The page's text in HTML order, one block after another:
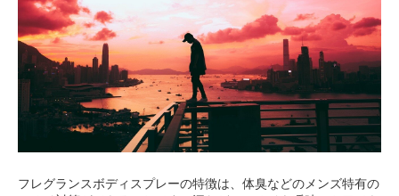
フレグランスボディスプレーの特徴は、体臭などのメンズ特有の